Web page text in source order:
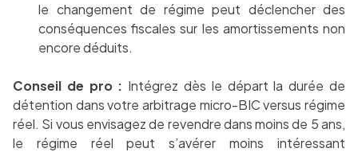
le changement de régime peut déclencher des
conséquences fiscales sur les amortissements non
encore déduits.
Conseil de pro : Intégrez dès le départ la durée de
détention dans votre arbitrage micro-BIC versus régime
réel. Si vous envisagez de revendre dans moins de 5 ans,
le régime réel peut s’avérer moins intéressant